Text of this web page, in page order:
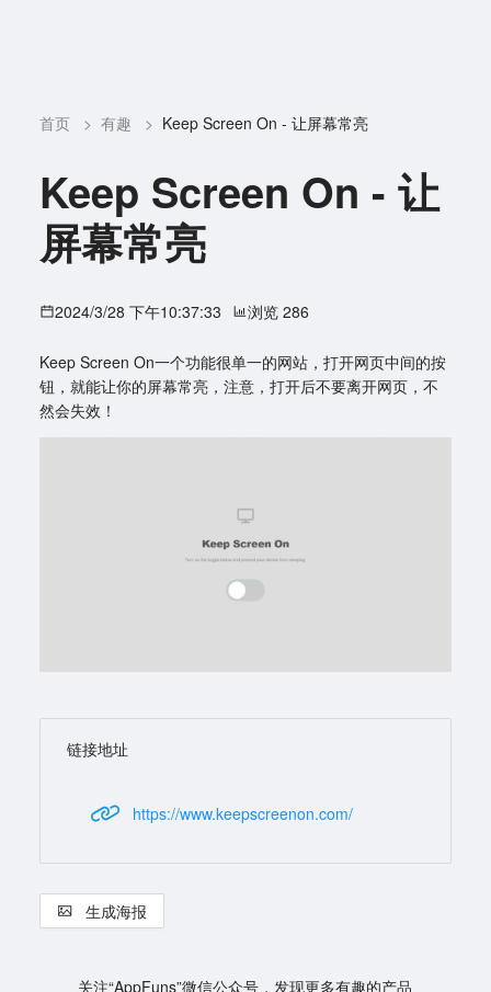
首页 > 有趣 > Keep Screen On - 让屏幕常亮
Keep Screen On - 让
屏幕常亮
2024/3/28 下午10:37:33 浏览 286
Keep Screen On一个功能很单一的网站，打开网页中间的按
钮，就能让你的屏幕常亮，注意，打开后不要离开网页，不
然会失效！
链接地址
https://www.keepscreenon.com/
生成海报
关注“AppFuns”微信公众号，发现更多有趣的产品